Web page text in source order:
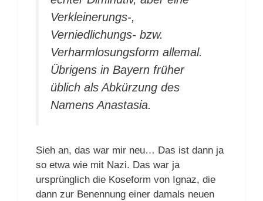
Verkleinerungs-,
Verniedlichungs- bzw.
Verharmlosungsform allemal.
Übrigens in Bayern früher
üblich als Abkürzung des
Namens Anastasia.
Sieh an, das war mir neu… Das ist dann ja
so etwa wie mit Nazi. Das war ja
ursprünglich die Koseform von Ignaz, die
dann zur Benennung einer damals neuen